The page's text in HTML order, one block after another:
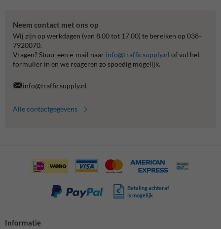
Neem contact met ons op
Wij zijn op werkdagen (van 8.00 tot 17.00) te bereiken op 038-
7920070.
Vragen? Stuur een e-mail naar info@trafficsupply.nl of vul het
formulier in en we reageren zo spoedig mogelijk.
info@trafficsupply.nl
Alle contactgegevens
Betaling achteraf
is mogelijk
Informatie